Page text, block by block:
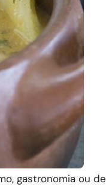
gastronomia ou de